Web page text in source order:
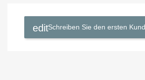
Schreiben Sie den ersten